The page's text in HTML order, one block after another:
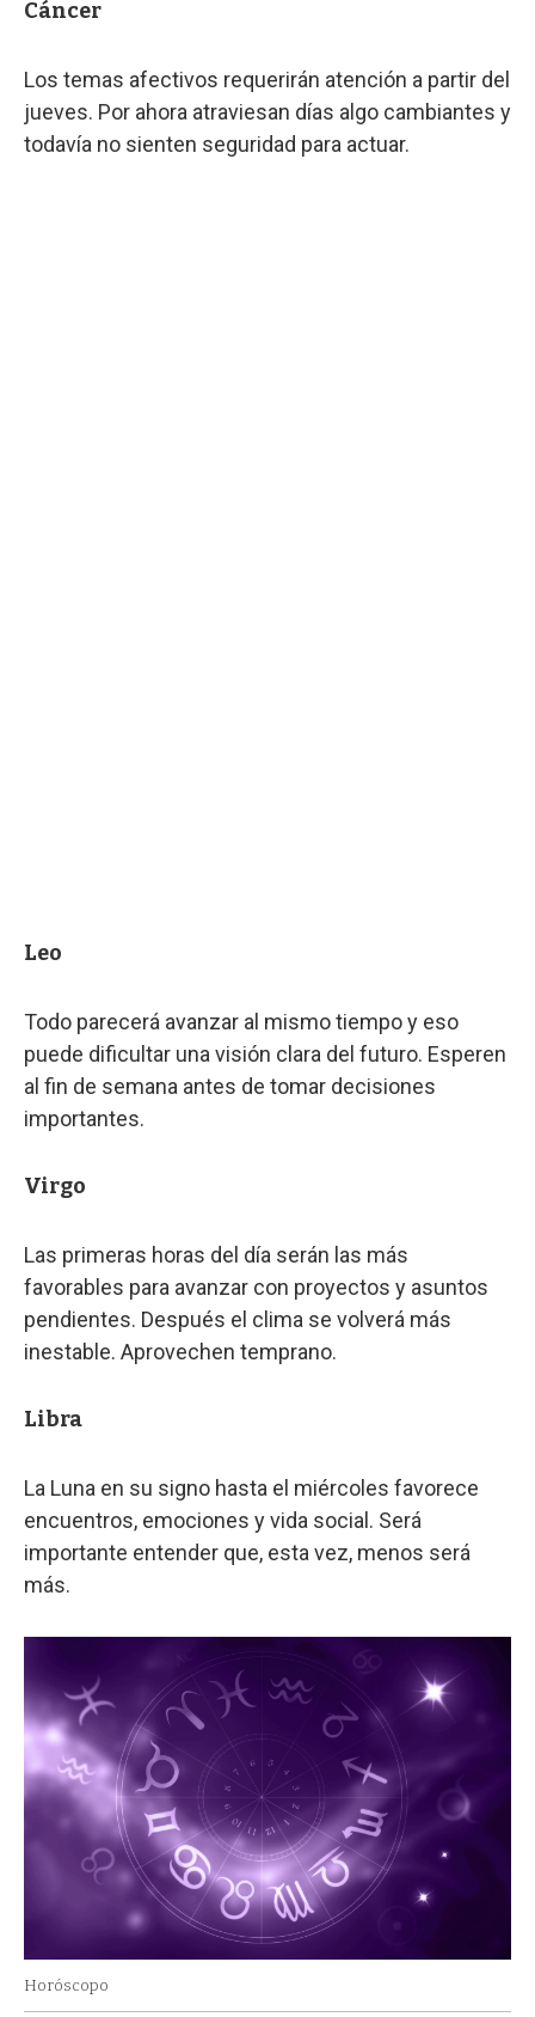
Cáncer
Los temas afectivos requerirán atención a partir del
jueves. Por ahora atraviesan días algo cambiantes y
todavía no sienten seguridad para actuar.
Leo
Todo parecerá avanzar al mismo tiempo y eso
puede dificultar una visión clara del futuro. Esperen
al fin de semana antes de tomar decisiones
importantes.
Virgo
Las primeras horas del día serán las más
favorables para avanzar con proyectos y asuntos
pendientes. Después el clima se volverá más
inestable. Aprovechen temprano.
Libra
La Luna en su signo hasta el miércoles favorece
encuentros, emociones y vida social. Será
importante entender que, esta vez, menos será
más.
Horóscopo